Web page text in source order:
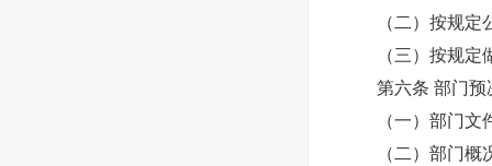
（二）按规定公
（三）按规定做
第六条 部门预
（一）部门文件
（二）部门概况